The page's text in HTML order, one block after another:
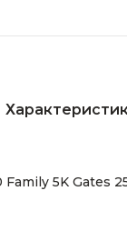
5K Gates